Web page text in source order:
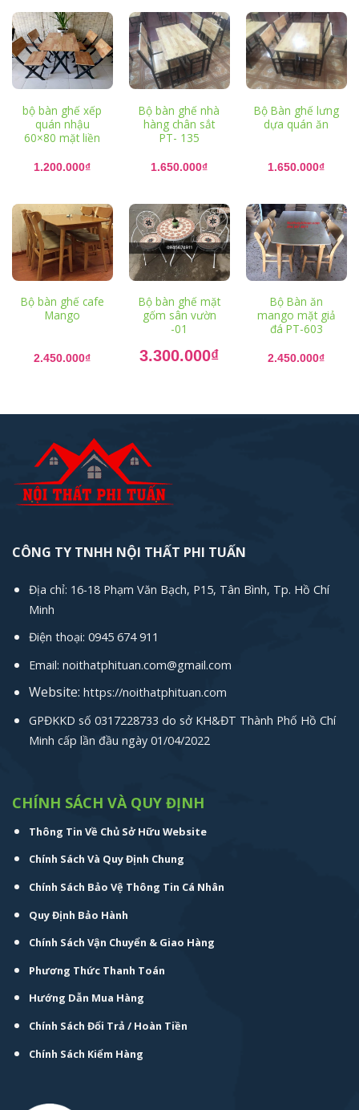
bộ bàn ghế xếp
quán nhậu
60×80 mặt liền
1.200.000₫
Bộ bàn ghế nhà
hàng chân sắt
PT- 135
1.650.000₫
Bộ Bàn ghế lưng
dựa quán ăn
1.650.000₫
Bộ bàn ghế cafe
Mango
2.450.000₫
Bộ bàn ghế mặt
gốm sân vườn
-01
Giá
gốc
3.300.000₫
Bộ Bàn ăn
mango mặt giả
đá PT-603
2.450.000₫
CÔNG TY TNHH NỘI THẤT PHI TUẤN
Địa chỉ: 16-18 Phạm Văn Bạch, P15, Tân Bình, Tp. Hồ Chí
Minh
Điện thoại: 0945 674 911
Email: noithatphituan.com@gmail.com
Website: https://noithatphituan.com
GPĐKKD số 0317228733 do sở KH&ĐT Thành Phố Hồ Chí
Minh cấp lần đầu ngày 01/04/2022
CHÍNH SÁCH VÀ QUY ĐỊNH
Thông Tin Về Chủ Sở Hữu Website
Chính Sách Và Quy Định Chung
Chính Sách Bảo Vệ Thông Tin Cá Nhân
Quy Định Bảo Hành
Chính Sách Vận Chuyển & Giao Hàng
Phương Thức Thanh Toán
Hướng Dẫn Mua Hàng
Chính Sách Đổi Trả / Hoàn Tiền
Chính Sách Kiểm Hàng